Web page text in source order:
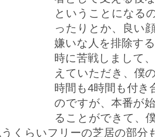
ということになる
ったりとか、良い
嫌いな人を排除す
時に苦戦しまして
えていただき、僕
時間も4時間も付
のですが、本番が
ることができて、
くらいフリーの芝居の部分